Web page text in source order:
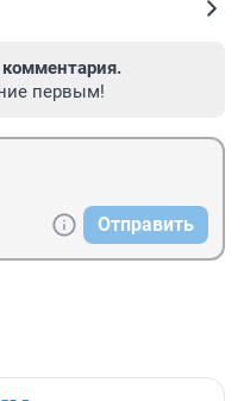
первым!
Отправить